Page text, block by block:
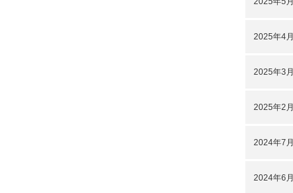
2025年4月
2025年3月
2025年2月
2024年7月
2024年6月